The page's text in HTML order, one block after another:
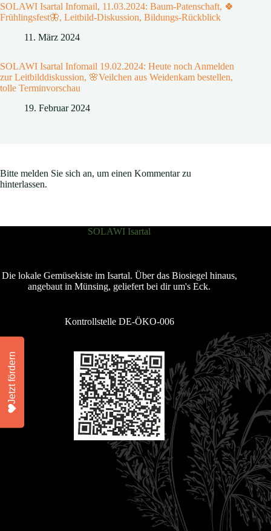
SOLAWI Isartal Infomail, 11.03.2024: Baum-Patenschaft, 🍀
Frühlingsfest🦋, Leitbild-Diskussion, Bildungs-Rückblick
11. März 2024
SOLAWI Isartal Infomail 19.02.2024: Heute noch Anmelden
zur Leitbilddiskussion, 🌸Veilchen aus Weidenkam bestellen,
tolle Terminvorschau
19. Februar 2024
Bitte melden Sie sich an, um einen Kommentar zu
hinterlassen.
SOLAWI Isartal
Die lokale Gemüsekiste im Isartal. Über das Biosiegel hinaus,
angebaut in Münsing, geliefert bei dir um's Eck.
Kontrollstelle DE-ÖKO-006
Jetzt fördern